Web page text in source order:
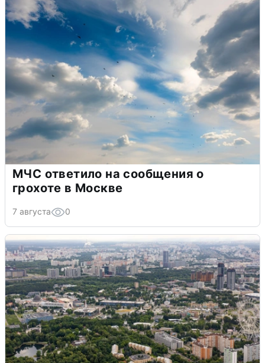
МЧС ответило на сообщения о
грохоте в Москве
7 августа 0